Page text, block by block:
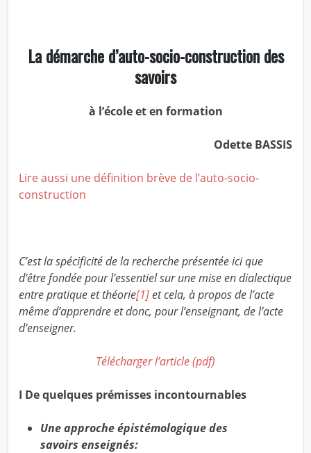
La démarche d’auto-socio-construction des
savoirs
à l’école et en formation
Odette BASSIS
Lire aussi une définition brève de l’auto-socio-
construction
C’est la spécificité de la recherche présentée ici que
d’être fondée pour l’essentiel sur une mise en dialectique
entre pratique et théorie[1]et cela, à propos de l’acte
même d’apprendre et donc, pour l’enseignant, de l’acte
d’enseigner.
Télécharger l’article (pdf)
I De quelques prémisses incontournables
Une approche épistémologique des
savoirs enseignés: